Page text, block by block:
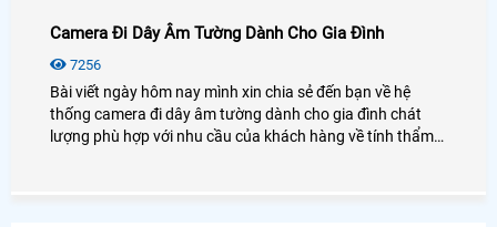
Camera Đi Dây Âm Tường Dành Cho Gia Đình
7256
Bài viết ngày hôm nay mình xin chia sẻ đến bạn về hệ
thống camera đi dây âm tường dành cho gia đình chát
lượng phù hợp với nhu cầu của khách hàng về tính thẩm